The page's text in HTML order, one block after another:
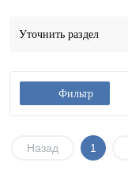
Уточнить раздел
Фильтр
Назад 1